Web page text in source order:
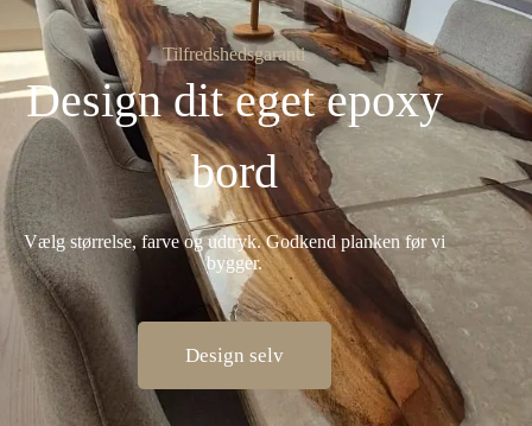
Tilfredshedsgaranti
Design dit eget epoxy
bord
Vælg størrelse, farve og udtryk. Godkend planken før vi
bygger.
Design selv